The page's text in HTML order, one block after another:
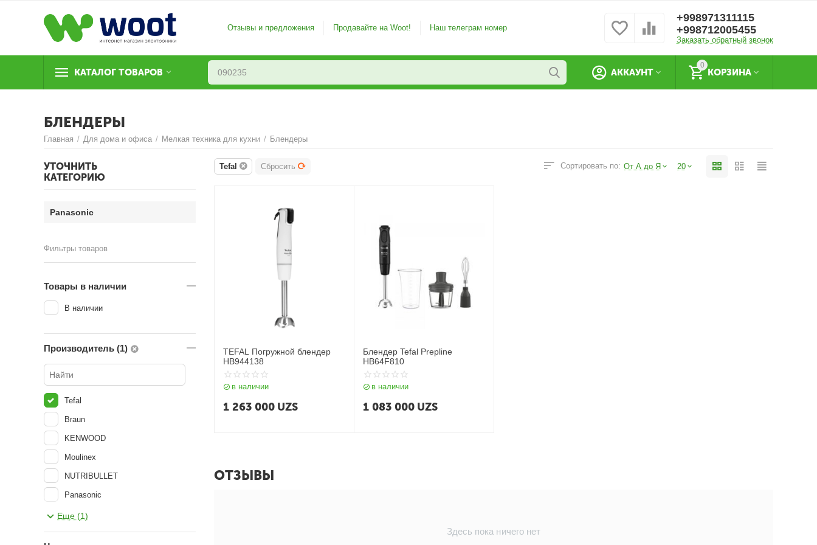
Отзывы и предложения Продавайте на Woot! Наш телеграм номер
+998971311115
+998712005455
Заказать обратный звонок
КАТАЛОГ ТОВАРОВ
0
КОРЗИНА
АККАУНТ
БЛЕНДЕРЫ
Главная / Для дома и офиса / Мелкая техника для кухни / Блендеры
Tefal Сбросить Сортировать по: От А до Я 20
TEFAL Погружной блендер
HB944138
в наличии
1 263 000 UZS
Блендер Tefal Prepline
HB64F810
в наличии
1 083 000 UZS
ОТЗЫВЫ
Здесь пока ничего нет
УТОЧНИТЬ
КАТЕГОРИЮ
Panasonic
Фильтры товаров
Товары в наличии
В наличии
Производитель (1)
Tefal
Braun
KENWOOD
Moulinex
NUTRIBULLET
Panasonic
Tefal
Еще (1)